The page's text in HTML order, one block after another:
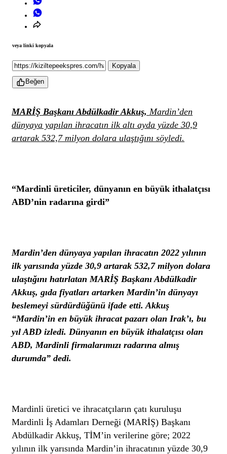
veya linki kopyala
Kopyala
Beğen
MARİŞ Başkanı Abdülkadir Akkuş, Mardin’den
dünyaya yapılan ihracatın ilk altı ayda yüzde 30,9
artarak 532,7 milyon dolara ulaştığını söyledi.
“Mardinli üreticiler, dünyanın en büyük ithalatçısı
ABD’nin radarına girdi”
Mardin’den dünyaya yapılan ihracatın 2022 yılının
ilk yarısında yüzde 30,9 artarak 532,7 milyon dolara
ulaştığını hatırlatan MARİŞ Başkanı Abdülkadir
Akkuş, gıda fiyatları artarken Mardin’in dünyayı
beslemeyi sürdürdüğünü ifade etti. Akkuş
“Mardin’in en büyük ihracat pazarı olan Irak’ı, bu
yıl ABD izledi. Dünyanın en büyük ithalatçısı olan
ABD, Mardinli firmalarımızı radarına almış
durumda” dedi.
Mardinli üretici ve ihracatçıların çatı kuruluşu
Mardinli İş Adamları Derneği (MARİŞ) Başkanı
Abdülkadir Akkuş, TİM’in verilerine göre; 2022
yılının ilk yarısında Mardin’in ihracatının yüzde 30,9